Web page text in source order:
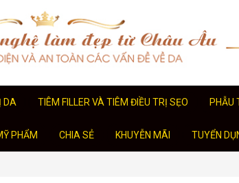
DA TIÊM FILLER VÀ TIÊM ĐIỀU TRỊ SẸO PHẪU
PHẨM CHIA SẺ KHUYỄN MÃI TUYỂN